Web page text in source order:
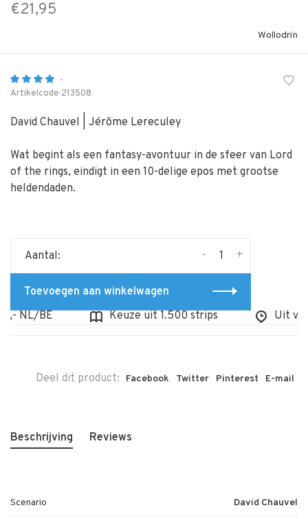
€21,95
Wollodrïn
•
Artikelcode 213508
David Chauvel | Jérôme Lereculey
Wat begint als een fantasy-avontuur in de sfeer van Lord
of the rings, eindigt in een 10-delige epos met grootse
heldendaden.
Aantal: +
-
Toevoegen aan winkelwagen
NL/BE
Keuze uit 1.500 strips Uit
Deel dit product: Facebook Twitter Pinterest E-mail
Beschrijving Reviews
Scenario David Chauvel